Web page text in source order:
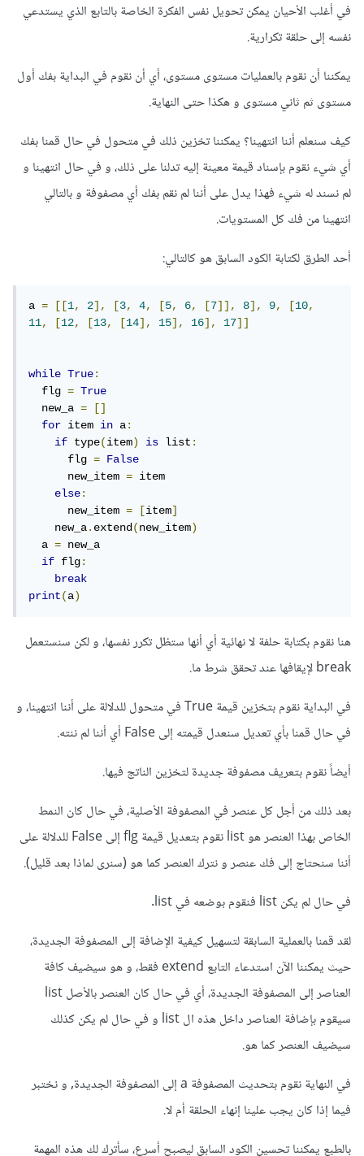
في أغلب الأحيان يمكن تحويل نفس الفكرة الخاصة بالتابع الذي يستدعي
نفسه إلى حلقة تكرارية.
يمكننا أن نقوم بالعمليات مستوى مستوى، أي أن نقوم في البداية بفك أول
مستوى ثم ثاني مستوى و هكذا حتى النهاية.
كيف سنعلم أننا انتهينا؟ يمكننا تخزين ذلك في متحول في حال قمنا بفك
أي شيء نقوم بإسناد قيمة معينة إليه تدلنا على ذلك، و في حال انتهينا و
لم نسند له شيء فهذا يدل على أننا لم نقم بفك أي مصفوفة و بالتالي
انتهينا من فك كل المستويات.
أحد الطرق لكتابة الكود السابق هو كالتالي:
a = [[1, 2], [3, 4, [5, 6, [7]], 8], 9, [10,
11, [12, [13, [14], 15], 16], 17]]
while True:
  flg
=
True
  new_a
=
[]
for item in a:
if type(item) is list:
      flg
=
False
      new_item
= item
else:
      new_item
= [item]
    new_a
.extend(new_item)
  a
= new_a
if flg:
break
print(a)
هنا نقوم بكتابة حلفة لا نهائية أي أنها ستظل تكرر نفسها، و لكن سنستعمل
break لإيقافها عند تحقق شرط ما.
في البداية نقوم بتخزين قيمة True في متحول للدلالة على أننا انتهينا، و
في حال قمنا بأي تعديل سنعدل قيمته إلى False أي أننا لم ننته.
أيضاً نقوم بتعريف مصفوفة جديدة لتخزين الناتج فيها.
بعد ذلك من أجل كل عنصر في المصفوفة الأصلية، في حال كان النمط
الخاص بهذا العنصر هو list نقوم بتعديل قيمة flg إلى False للدلالة على
أننا سنحتاج إلى فك عنصر و نترك العنصر كما هو (سنرى لماذا بعد قليل).
في حال لم يكن list فنقوم بوضعه في list.
لقد قمنا بالعملية السابقة لتسهيل كيفية الإضافة إلى المصفوفة الجديدة،
حيث يمكننا الآن استدعاء التابع extend فقط، و هو سيضيف كافة
العناصر إلى المصفوفة الجديدة، أي في حال كان العنصر بالأصل list
سيقوم بإضافة العناصر داخل هذه ال list و في حال لم يكن كذلك
سيضيف العنصر كما هو.
في النهاية نقوم بتحديث المصفوفة a إلى المصفوفة الجديدة, و نختبر
فيما إذا كان يجب علينا إنهاء الحلقة أم لا.
بالطبع يمكننا تحسين الكود السابق ليصبح أسرع، سأترك لك هذه المهمة